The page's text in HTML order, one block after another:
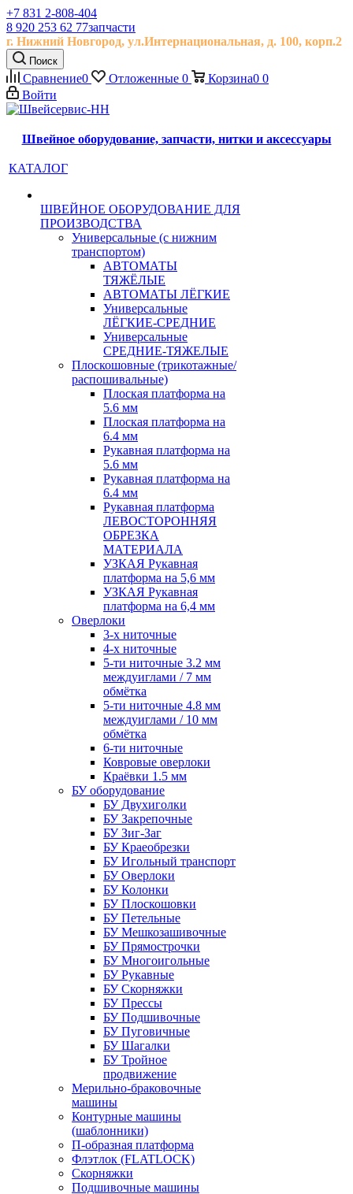
+7 831 2-808-404
8 920 253 62 77запчасти
г. Нижний Новгород, ул.Интернациональная, д. 100, корп.2
Поиск
Сравнение0 Отложенные 0 Корзина0 0
Войти
Швейное оборудование, запчасти, нитки и аксессуары
КАТАЛОГ
ШВЕЙНОЕ ОБОРУДОВАНИЕ ДЛЯ
ПРОИЗВОДСТВА
Универсальные (с нижним
транспортом)
АВТОМАТЫ
ТЯЖЁЛЫЕ
АВТОМАТЫ ЛЁГКИЕ
Универсальные
ЛЁГКИЕ-СРЕДНИЕ
Универсальные
СРЕДНИЕ-ТЯЖЕЛЫЕ
Плоскошовные (трикотажные/
распошивальные)
Плоская платформа на
5.6 мм
Плоская платформа на
6.4 мм
Рукавная платформа на
5.6 мм
Рукавная платформа на
6.4 мм
Рукавная платформа
ЛЕВОСТОРОННЯЯ
ОБРЕЗКА
МАТЕРИАЛА
УЗКАЯ Рукавная
платформа на 5,6 мм
УЗКАЯ Рукавная
платформа на 6,4 мм
Оверлоки
3-х ниточные
4-х ниточные
5-ти ниточные 3.2 мм
междуиглами / 7 мм
обмётка
5-ти ниточные 4.8 мм
междуиглами / 10 мм
обмётка
6-ти ниточные
Ковровые оверлоки
Краёвки 1.5 мм
БУ оборудование
БУ Двухиголки
БУ Закрепочные
БУ Зиг-Заг
БУ Краеобрезки
БУ Игольный транспорт
БУ Оверлоки
БУ Колонки
БУ Плоскошовки
БУ Петельные
БУ Мешкозашивочные
БУ Прямострочки
БУ Многоигольные
БУ Рукавные
БУ Скорняжки
БУ Прессы
БУ Подшивочные
БУ Пуговичные
БУ Шагалки
БУ Тройное
продвижение
Мерильно-браковочные
машины
Контурные машины
(шаблонники)
П-образная платформа
Флэтлок (FLATLOCK)
Скорняжки
Подшивочные машины